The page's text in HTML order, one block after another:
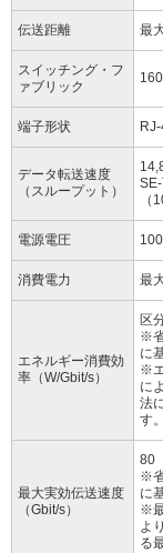
伝送距離 最
スイッチング・フ
ァブリック
端子形状
データ転送速度
（スループット）
（
電源電圧
消費電力 最
エネルギー消費効
率（W/Gbit/s）
区
※
に
※
に
法
す。
最大実効伝送速度
（Gbit/s）
80
※
に
※
よ
る